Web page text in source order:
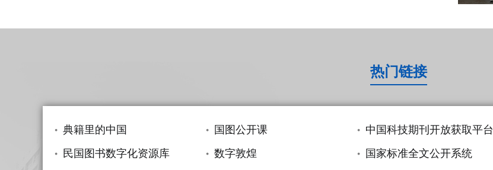
热门链接
典籍里的中国 国图公开课 中国科技期刊开放获取平台
民国图书数字化资源库
数字敦煌 国家标准全文公开系统